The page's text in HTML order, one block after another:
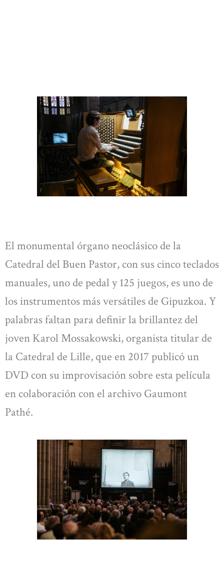
El monumental órgano neoclásico de la
Catedral del Buen Pastor, con sus cinco teclados
manuales, uno de pedal y 125 juegos, es uno de
los instrumentos más versátiles de Gipuzkoa. Y
palabras faltan para definir la brillantez del
joven Karol Mossakowski, organista titular de
la Catedral de Lille, que en 2017 publicó un
DVD con su improvisación sobre esta película
en colaboración con el archivo Gaumont
Pathé.